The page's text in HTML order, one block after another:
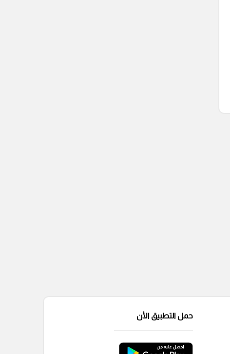
حمل التطبيق الأن